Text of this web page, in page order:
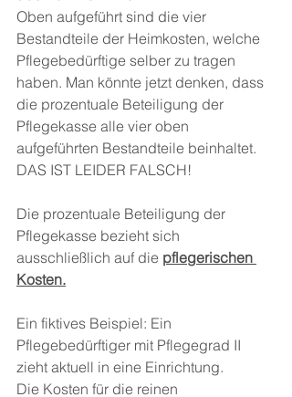
Oben aufgeführt sind die vier
Bestandteile der Heimkosten, welche
Pflegebedürftige selber zu tragen
haben. Man könnte jetzt denken, dass
die prozentuale Beteiligung der
Pflegekasse alle vier oben
aufgeführten Bestandteile beinhaltet.
DAS IST LEIDER FALSCH!
Die prozentuale Beteiligung der
Pflegekasse bezieht sich
ausschließlich auf die pflegerischen
Kosten.
Ein fiktives Beispiel: Ein
Pflegebedürftiger mit Pflegegrad II
zieht aktuell in eine Einrichtung.
Die Kosten für die reinen